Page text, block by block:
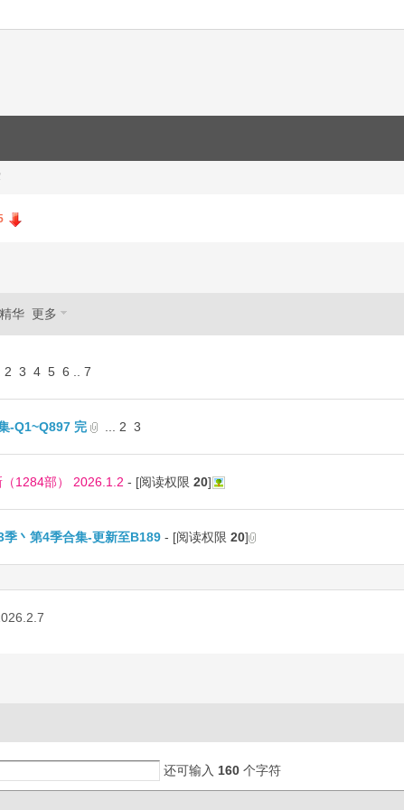
精华 更多
2 3 4 5 6 7
-Q1~Q897 完 2 3
1284部） 2026.1.2 - [阅读权限 20]
丶第4季合集-更新至B189 - [阅读权限 20]
还可输入 160 个字符